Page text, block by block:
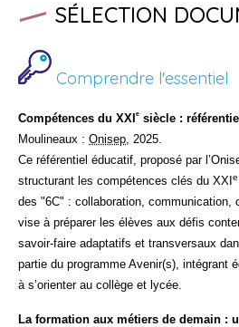
SÉLECTION
Comprendre l'essentiel
Compétences du XXIᵉ siècle :
Moulineaux : Onisep , 2025.
Ce référentiel éducatif, proposé par l’
structurant les compétences clés du XXIe
des "6C" : collaboration, communication,
vise à préparer les élèves aux défis
savoir-faire adaptatifs et transversaux
partie du programme Avenir(s), intégrant
à s’orienter au collège et lycée.
La formation aux métiers de demain :